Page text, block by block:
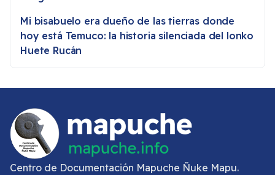
Mi bisabuelo era dueño de las tierras donde
hoy está Temuco: la historia silenciada del lonko
Huete Rucán
Centro de Documentación Mapuche Ñuke Mapu.